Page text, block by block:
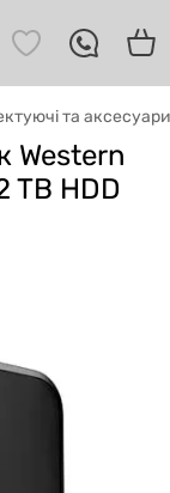
та аксесуари
Western
TB HDD